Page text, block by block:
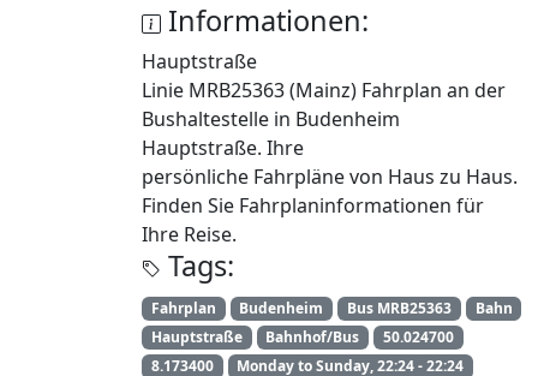
Informationen:
Hauptstraße
Linie MRB25363 (Mainz) Fahrplan an der
Bushaltestelle in Budenheim
Hauptstraße. Ihre
persönliche Fahrpläne von Haus zu Haus.
Finden Sie Fahrplaninformationen für
Ihre Reise.
Tags:
Fahrplan Budenheim Bus MRB25363
Bahn
Hauptstraße
Bahnhof/Bus
50.024700
8.173400
Monday to Sunday, 22:24 - 22:24